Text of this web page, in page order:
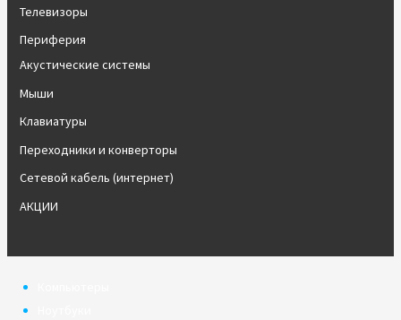
Телевизоры
Периферия
Акустические системы
Мыши
Клавиатуры
Переходники и конверторы
Сетевой кабель (интернет)
АКЦИИ